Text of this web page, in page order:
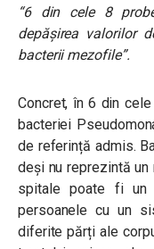
“6 din cele 8
depășirea valorilor
bacterii mezofile”.
Concret, în 6 din
bacteriei
de referință admis.
deși nu reprezintă
spitale poate fi un
persoanele cu un
diferite părți ale